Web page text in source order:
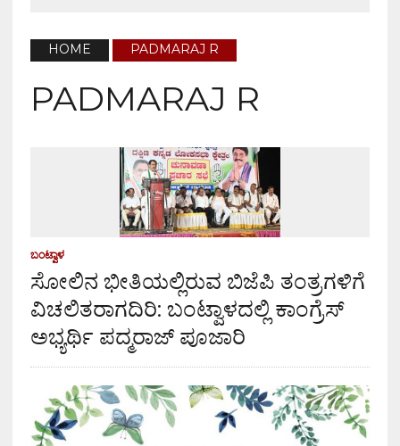
HOME PADMARAJ R
PADMARAJ R
ಬಂಟ್ವಾಳ
ಸೋಲಿನ ಭೀತಿಯಲ್ಲಿರುವ ಬಿಜೆಪಿ ತಂತ್ರಗಳಿಗೆ
ವಿಚಲಿತರಾಗದಿರಿ: ಬಂಟ್ವಾಳದಲ್ಲಿ ಕಾಂಗ್ರೆಸ್
ಅಭ್ಯರ್ಥಿ ಪದ್ಮರಾಜ್ ಪೂಜಾರಿ